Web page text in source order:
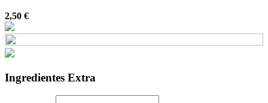
2,50 €
Ingredientes Extra